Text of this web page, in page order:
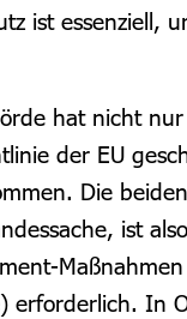
ist essenziell,
hat nicht
der EU
Die
ist
In